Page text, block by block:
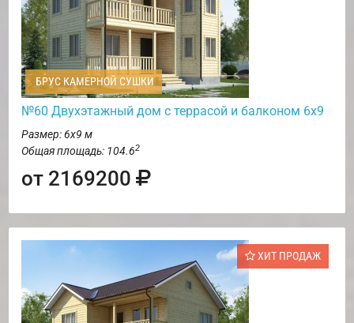
БРУС КАМЕРНОЙ СУШКИ
№60 Двухэтажный дом с террасой и балконом 6х9
Размер: 6х9 м
Общая площадь: 104.62
от 2169200
ХИТ ПРОДАЖ